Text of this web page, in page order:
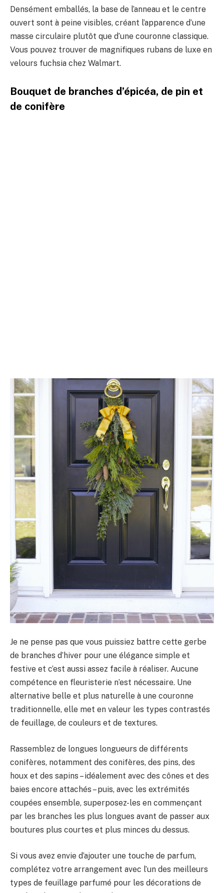
Densément emballés, la base de l’anneau et le centre
ouvert sont à peine visibles, créant l’apparence d’une
masse circulaire plutôt que d’une couronne classique.
Vous pouvez trouver de magnifiques rubans de luxe en
velours fuchsia chez Walmart.
Bouquet de branches d’épicéa, de pin et
de conifère
Je ne pense pas que vous puissiez battre cette gerbe
de branches d’hiver pour une élégance simple et
festive et c’est aussi assez facile à réaliser. Aucune
compétence en fleuristerie n’est nécessaire. Une
alternative belle et plus naturelle à une couronne
traditionnelle, elle met en valeur les types contrastés
de feuillage, de couleurs et de textures.
Rassemblez de longues longueurs de différents
conifères, notamment des conifères, des pins, des
houx et des sapins – idéalement avec des cônes et des
baies encore attachés – puis, avec les extrémités
coupées ensemble, superposez-les en commençant
par les branches les plus longues avant de passer aux
boutures plus courtes et plus minces du dessus.
Si vous avez envie d’ajouter une touche de parfum,
complétez votre arrangement avec l’un des meilleurs
types de feuillage parfumé pour les décorations de